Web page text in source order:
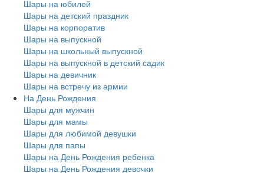
Шары на юбилей
Шары на детский праздник
Шары на корпоратив
Шары на выпускной
Шары на школьный выпускной
Шары на выпускной в детский садик
Шары на девичник
Шары на встречу из армии
На День Рождения
Шары для мужчин
Шары для мамы
Шары для любимой девушки
Шары для папы
Шары на День Рождения ребенка
Шары на День Рождения девочки